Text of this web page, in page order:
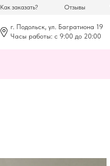
Отзывы
Как заказать?
г. Подольск, ул. Багратиона 19
Часы работы: с 9:00 до 20:00